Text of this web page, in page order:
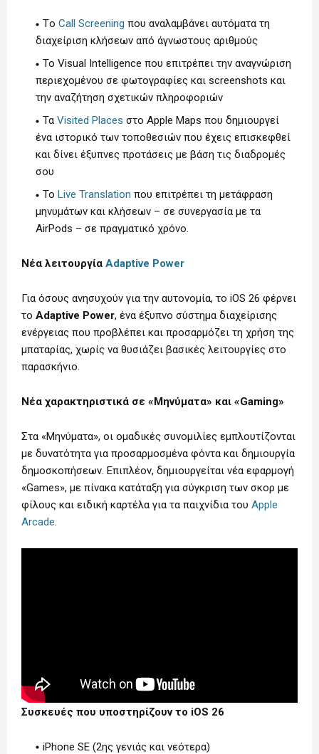
Τo Call Screening που αναλαμβάνει αυτόματα τη
διαχείριση κλήσεων από άγνωστους αριθμούς
Το Visual Intelligence που επιτρέπει την αναγνώριση
περιεχομένου σε φωτογραφίες και screenshots και
την αναζήτηση σχετικών πληροφοριών
Τα Visited Places στο Apple Maps που δημιουργεί
ένα ιστορικό των τοποθεσιών που έχεις επισκεφθεί
και δίνει έξυπνες προτάσεις με βάση τις διαδρομές
σου
To Live Translation που επιτρέπει τη μετάφραση
μηνυμάτων και κλήσεων – σε συνεργασία με τα
AirPods – σε πραγματικό χρόνο.
Νέα λειτουργία Adaptive Power
Για όσους ανησυχούν για την αυτονομία, το iOS 26 φέρνει
το Adaptive Power, ένα έξυπνο σύστημα διαχείρισης
ενέργειας που προβλέπει και προσαρμόζει τη χρήση της
μπαταρίας, χωρίς να θυσιάζει βασικές λειτουργίες στο
παρασκήνιο.
Νέα χαρακτηριστικά σε «Μηνύματα» και «Gaming»
Στα «Μηνύματα», οι ομαδικές συνομιλίες εμπλουτίζονται
με δυνατότητα για προσαρμοσμένα φόντα και δημιουργία
δημοσκοπήσεων. Επιπλέον, δημιουργείται νέα εφαρμογή
«Games», με πίνακα κατάταξη για σύγκριση των σκορ με
φίλους και ειδική καρτέλα για τα παιχνίδια του Apple
Arcade.
Συσκευές που υποστηρίζουν το iOS 26
iPhone SE (2ης γενιάς και νεότερα)